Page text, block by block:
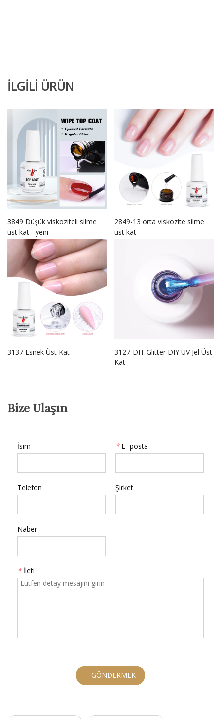
İLGİLİ ÜRÜN
3849 Düşük viskoziteli silme
üst kat - yeni
2849-13 orta viskozite silme
üst kat
3137 Esnek Üst Kat
3127-DIT Glitter DIY UV Jel Üst
Kat
Bize Ulaşın
İsim * E -posta
Telefon Şirket
Naber
* İleti
GÖNDERMEK